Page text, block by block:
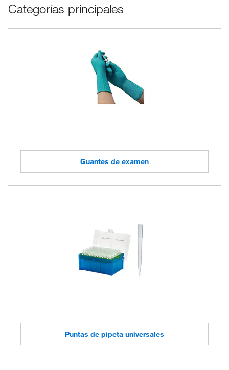
Categorías principales
Guantes de examen
Puntas de pipeta universales